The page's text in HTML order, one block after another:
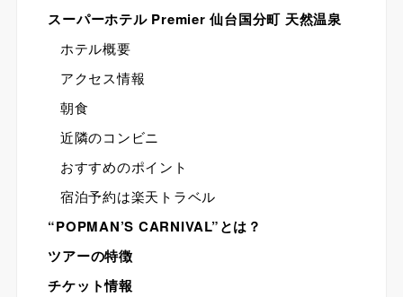
スーパーホテル Premier 仙台国分町 天然温泉
ホテル概要
アクセス情報
朝食
近隣のコンビニ
おすすめのポイント
宿泊予約は楽天トラベル
“POPMAN’S CARNIVAL”とは？
ツアーの特徴
チケット情報